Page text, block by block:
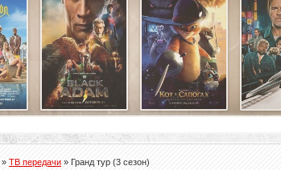
» ТВ передачи » Гранд тур (3 сезон)